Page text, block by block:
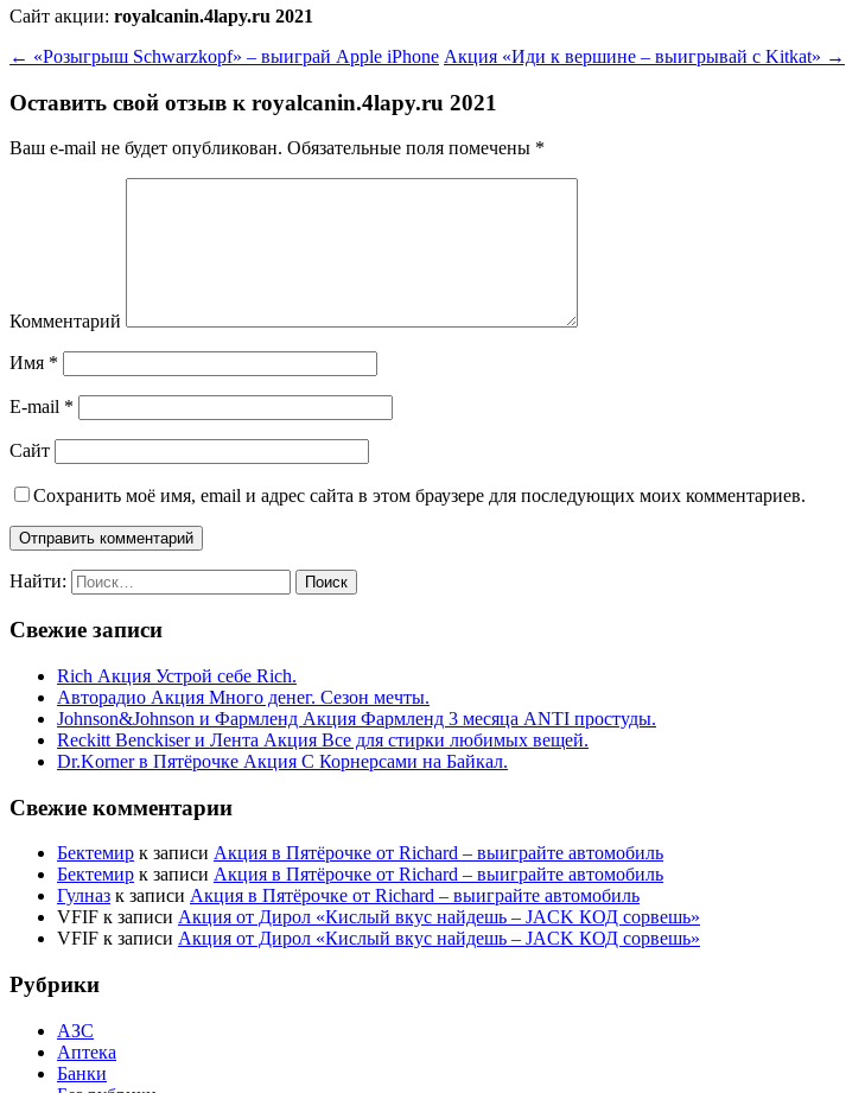
Сайт акции: royalcanin.4lapy.ru 2021
← «Розыгрыш Schwarzkopf» – выиграй Apple iPhone Акция «Иди к вершине – выигрывай с Kitkat» →
Оставить свой отзыв к royalcanin.4lapy.ru 2021
Ваш e-mail не будет опубликован. Обязательные поля помечены *
Комментарий
Имя *
E-mail *
Сайт
Сохранить моё имя, email и адрес сайта в этом браузере для последующих моих комментариев.
Найти:
Свежие записи
Rich Акция Устрой себе Rich.
Авторадио Акция Много денег. Сезон мечты.
Johnson&Johnson и Фармленд Акция Фармленд 3 месяца ANTI простуды.
Reckitt Benckiser и Лента Акция Все для стирки любимых вещей.
Dr.Korner в Пятёрочке Акция С Корнерсами на Байкал.
Свежие комментарии
Бектемир к записи Акция в Пятёрочке от Richard – выиграйте автомобиль
Бектемир к записи Акция в Пятёрочке от Richard – выиграйте автомобиль
Гулназ к записи Акция в Пятёрочке от Richard – выиграйте автомобиль
VFIF к записи Акция от Дирол «Кислый вкус найдешь – JACK КОД сорвешь»
VFIF к записи Акция от Дирол «Кислый вкус найдешь – JACK КОД сорвешь»
Рубрики
АЗС
Аптека
Банки